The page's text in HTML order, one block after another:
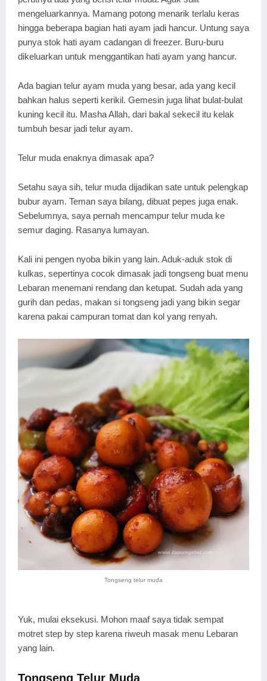
mengeluarkannya. Mamang potong menarik terlalu keras
hingga beberapa bagian hati ayam jadi hancur. Untung saya
punya stok hati ayam cadangan di freezer. Buru-buru
dikeluarkan untuk menggantikan hati ayam yang hancur.
Ada bagian telur ayam muda yang besar, ada yang kecil
bahkan halus seperti kerikil. Gemesin juga lihat bulat-bulat
kuning kecil itu. Masha Allah, dari bakal sekecil itu kelak
tumbuh besar jadi telur ayam.
Telur muda enaknya dimasak apa?
Setahu saya sih, telur muda dijadikan sate untuk pelengkap
bubur ayam. Teman saya bilang, dibuat pepes juga enak.
Sebelumnya, saya pernah mencampur telur muda ke
semur daging. Rasanya lumayan.
Kali ini pengen nyoba bikin yang lain. Aduk-aduk stok di
kulkas, sepertinya cocok dimasak jadi tongseng buat menu
Lebaran menemani rendang dan ketupat. Sudah ada yang
gurih dan pedas, makan si tongseng jadi yang bikin segar
karena pakai campuran tomat dan kol yang renyah.
Tongseng telur muda
Yuk, mulai eksekusi. Mohon maaf saya tidak sempat
motret step by step karena riweuh masak menu Lebaran
yang lain.
Tongseng Telur Muda